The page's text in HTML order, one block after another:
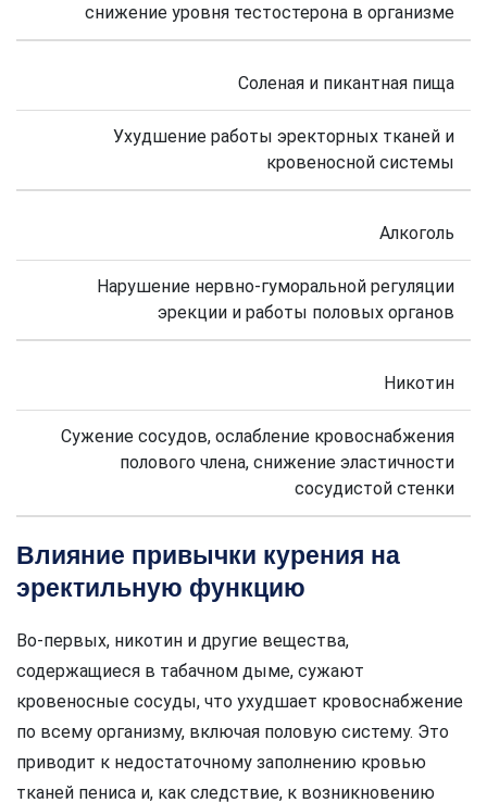
снижение уровня тестостерона в организме
Соленая и пикантная пища
Ухудшение работы эректорных тканей и
кровеносной системы
Алкоголь
Нарушение нервно-гуморальной регуляции
эрекции и работы половых органов
Никотин
Сужение сосудов, ослабление кровоснабжения
полового члена, снижение эластичности
сосудистой стенки
Влияние привычки курения на
эректильную функцию
Во-первых, никотин и другие вещества,
содержащиеся в табачном дыме, сужают
кровеносные сосуды, что ухудшает кровоснабжение
по всему организму, включая половую систему. Это
приводит к недостаточному заполнению кровью
тканей пениса и, как следствие, к возникновению